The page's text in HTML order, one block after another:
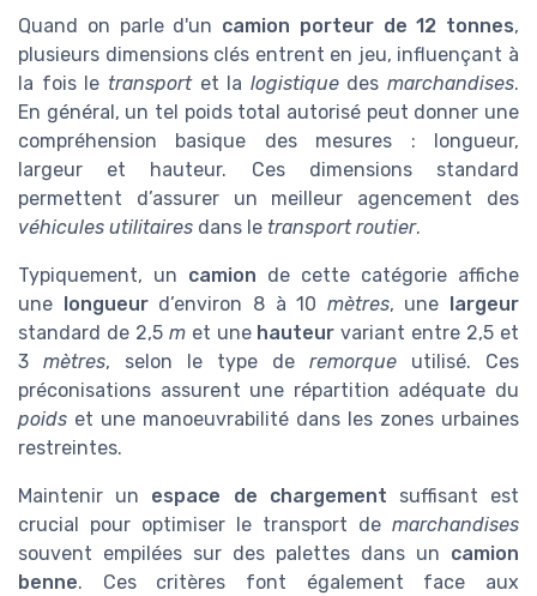
Quand on parle d'un camion porteur de 12 tonnes,
plusieurs dimensions clés entrent en jeu, influençant à
la fois le transportet la logistiquedes marchandises.
En général, un tel poids total autorisé peut donner une
compréhension basique des mesures : longueur,
largeur et hauteur. Ces dimensions standard
permettent d’assurer un meilleur agencement des
véhicules utilitaires dans le transport routier.
Typiquement, un camion de cette catégorie affiche
une
longueurd’environ 8 à 10 mètres, une
largeur
standard de 2,5 met une hauteur variant entre 2,5 et
3 mètres, selon le type de remorque utilisé. Ces
préconisations assurent une répartition adéquate du
poids et une manoeuvrabilité dans les zones urbaines
restreintes.
Maintenir un espace de chargement suffisant est
crucial pour optimiser le transport de marchandises
souvent empilées sur des palettes dans un camion
benne. Ces critères font également face aux